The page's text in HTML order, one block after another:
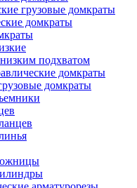
грузовые домкраты
домкраты
подхватом
домкраты
домкраты